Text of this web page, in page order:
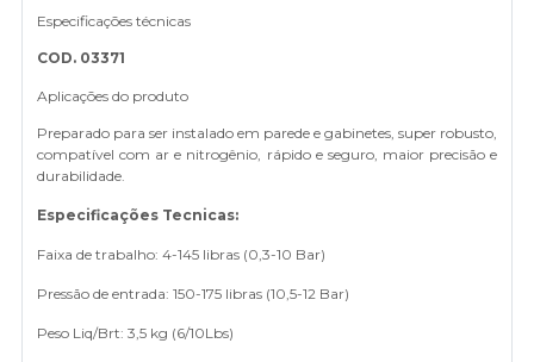
Especificações técnicas
COD. 03371
Aplicações do produto
Preparado para ser instalado em parede e gabinetes, super robusto,
compatível com ar e nitrogênio, rápido e seguro, maior precisão e
durabilidade.
Especificações Tecnicas:
Faixa de trabalho: 4-145 libras (0,3-10 Bar)
Pressão de entrada: 150-175 libras (10,5-12 Bar)
Peso Liq/Brt: 3,5 kg (6/10Lbs)